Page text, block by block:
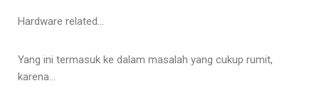
Hardware related…
Yang ini termasuk ke dalam masalah yang cukup rumit,
karena…